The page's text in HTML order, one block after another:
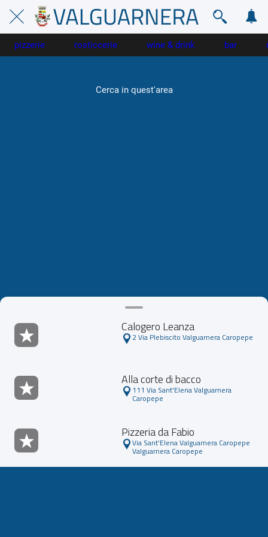
pizzerie rosticcerie wine & drink bar
Calogero Leanza
2 Via Plebiscito Valguarnera Caropepe
Alla corte di bacco
111 Via Sant'Elena Valguarnera
Caropepe
Pizzeria da Fabio
Via Sant'Elena Valguarnera Caropepe
Valguarnera Caropepe
Cerca in quest'area